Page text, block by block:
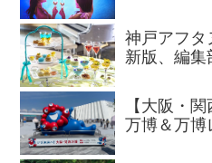
神戸アフ
新版、編
【大阪・
万博＆万